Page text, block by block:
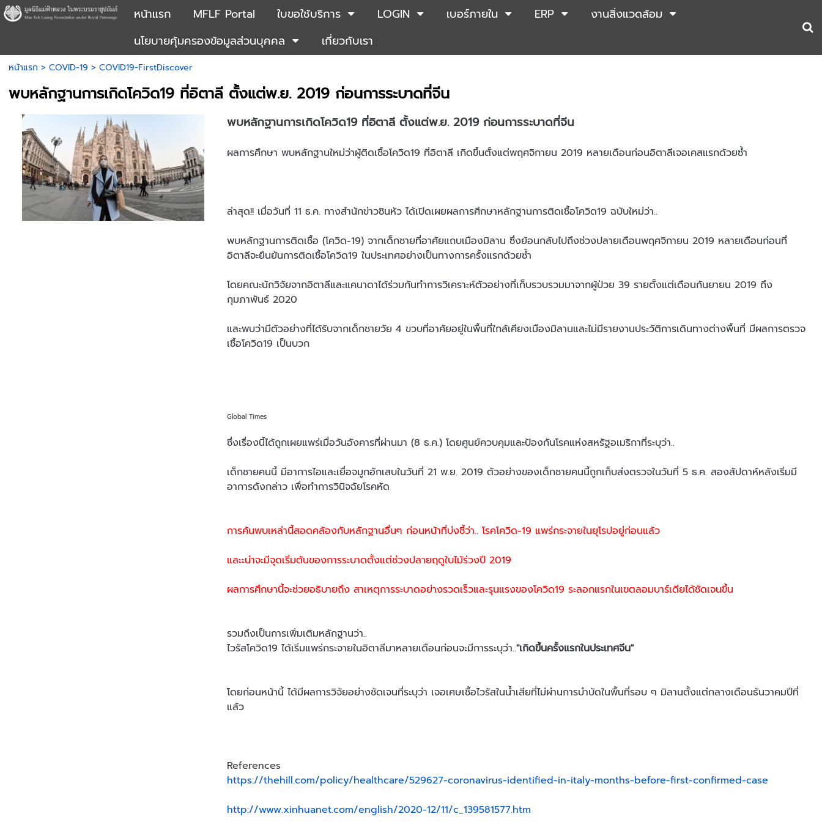
หน้าแรก MFLF Portal ใบขอใช้บริการ LOGIN เบอร์ภายใน ERP
งานสิ่งแวดล้อม
นโยบายคุ้มครองข้อมูลส่วนบุคคล
เกี่ยวกับเรา
หน้าแรก > COVID-19 > COVID19-FirstDiscover
พบหลักฐานการเกิดโควิด19 ที่อิตาลี ตั้งแต่พ.ย. 2019 ก่อนการระบาดที่จีน
พบหลักฐานการเกิดโควิด19 ที่อิตาลี ตั้งแต่พ.ย. 2019 ก่อนการระบาดที่จีน
ผลการศึกษา พบหลักฐานใหม่ว่าผู้ติดเชื้อโควิด19 ที่อิตาลี เกิดขึ้นตั้งแต่พฤศจิกายน 2019 หลายเดือนก่อนอิตาลีเจอเคสแรกด้วยซ้ำ
ล่าสุด!! เมื่อวันที่ 11 ธ.ค. ทางสำนักข่าวซินหัว ได้เปิดเผยผลการศึกษาหลักฐานการติดเชื้อโควิด19 ฉบับใหม่ว่า..
พบหลักฐานการติดเชื้อ (โควิด-19) จากเด็กชายที่อาศัยแถบเมืองมิลาน ซึ่งย้อนกลับไปถึงช่วงปลายเดือนพฤศจิกายน 2019 หลายเดือนก่อนที่
อิตาลีจะยืนยันการติดเชื้อโควิด19 ในประเทศอย่างเป็นทางการครั้งแรกด้วยซ้ำ
โดยคณะนักวิจัยจากอิตาลีและแคนาดาได้ร่วมกันทำการวิเคราะห์ตัวอย่างที่เก็บรวบรวมมาจากผู้ป่วย 39 รายตั้งแต่เดือนกันยายน 2019 ถึง
กุมภาพันธ์ 2020
และพบว่ามีตัวอย่างที่ได้รับจากเด็กชายวัย 4 ขวบที่อาศัยอยู่ในพื้นที่ใกล้เคียงเมืองมิลานและไม่มีรายงานประวัติการเดินทางต่างพื้นที่ มีผลการตรวจ
เชื้อโควิด19 เป็นบวก
Global Times
ซึ่งเรื่องนี้ได้ถูกเผยแพร่เมื่อวันอังคารที่ผ่านมา (8 ธ.ค.) โดยศูนย์ควบคุมและป้องกันโรคแห่งสหรัฐอเมริกาที่ระบุว่า..
เด็กชายคนนี้ มีอาการไอและเยื่อจมูกอักเสบในวันที่ 21 พ.ย. 2019 ตัวอย่างของเด็กชายคนนี้ถูกเก็บส่งตรวจในวันที่ 5 ธ.ค. สองสัปดาห์หลังเริ่มมี
อาการดังกล่าว เพื่อทำการวินิจฉัยโรคหัด
การค้นพบเหล่านี้สอดคล้องกับหลักฐานอื่นๆ ก่อนหน้าที่บ่งชี้ว่า.. โรคโควิด-19 แพร่กระจายในยุโรปอยู่ก่อนแล้ว
และะน่าจะมีจุดเริ่มต้นของการระบาดตั้งแต่ช่วงปลายฤดูใบไม้ร่วงปี 2019
ผลการศึกษานี้จะช่วยอธิบายถึง สาเหตุการระบาดอย่างรวดเร็วและรุนแรงของโควิด19 ระลอกแรกในเขตลอมบาร์เดียได้ชัดเจนขึ้น
รวมถึงเป็นการเพิ่มเติมหลักฐานว่า..
ไวรัสโควิด19 ได้เริ่มแพร่กระจายในอิตาลีมาหลายเดือนก่อนจะมีการระบุว่า.."เกิดขึ้นครั้งแรกในประเทศจีน"
โดยก่อนหน้านี้ ได้มีผลการวิจัยอย่างชัดเจนที่ระบุว่า เจอเศษเชื้อไวรัสในน้ำเสียที่ไม่ผ่านการบำบัดในพื้นที่รอบ ๆ มิลานตั้งแต่กลางเดือนธันวาคมปีที่
แล้ว
References
https://thehill.com/policy/healthcare/529627-coronavirus-identified-in-italy-months-before-first-confirmed-case
http://www.xinhuanet.com/english/2020-12/11/c_139581577.htm